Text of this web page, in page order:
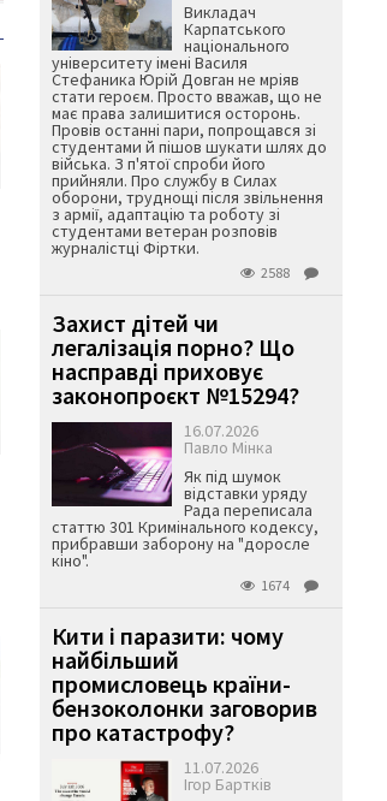
Викладач
Карпатського
національного
університету імені Василя
Стефаника Юрій Довган не мріяв
стати героєм. Просто вважав, що не
має права залишитися осторонь.
Провів останні пари, попрощався зі
студентами й пішов шукати шлях до
війська. З п'ятої спроби його
прийняли. Про службу в Силах
оборони, труднощі після звільнення
з армії, адаптацію та роботу зі
студентами ветеран розповів
журналістці Фіртки.
2588
Захист дітей чи
легалізація порно? Що
насправді приховує
законопроєкт №15294?
16.07.2026
Павло Мінка
Як під шумок
відставки уряду
Рада переписала
статтю 301 Кримінального кодексу,
прибравши заборону на "доросле
кіно".
1674
Кити і паразити: чому
найбільший
промисловець країни-
бензоколонки заговорив
про катастрофу?
11.07.2026
Ігор Бартків